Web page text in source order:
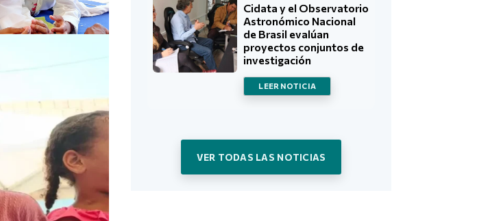
Cidata y el Observatorio
Astronómico Nacional
de Brasil evalúan
proyectos conjuntos de
investigación
LEER NOTICIA
VER TODAS LAS NOTICIAS